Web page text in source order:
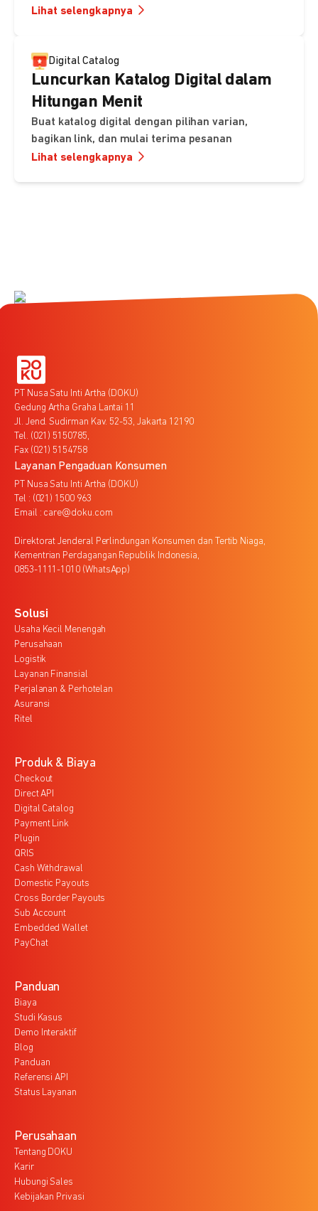
Lihat selengkapnya
Digital Catalog
Luncurkan Katalog Digital dalam
Hitungan Menit
Buat katalog digital dengan pilihan varian,
bagikan link, dan mulai terima pesanan
Lihat selengkapnya
PT Nusa Satu Inti Artha (DOKU)
Gedung Artha Graha Lantai 11
Jl. Jend. Sudirman Kav. 52-53, Jakarta 12190
Tel. (021) 5150785,
Fax (021) 5154758
Layanan Pengaduan Konsumen
PT Nusa Satu Inti Artha (DOKU)
Tel : (021) 1500 963
Email : care@doku.com
Direktorat Jenderal Perlindungan Konsumen dan Tertib Niaga,
Kementrian Perdagangan Republik Indonesia,
0853-1111-1010 (WhatsApp)
Solusi
Usaha Kecil Menengah
Perusahaan
Logistik
Layanan Finansial
Perjalanan & Perhotelan
Asuransi
Ritel
Produk & Biaya
Checkout
Direct API
Digital Catalog
Payment Link
Plugin
QRIS
Cash Withdrawal
Domestic Payouts
Cross Border Payouts
Sub Account
Embedded Wallet
PayChat
Panduan
Biaya
Studi Kasus
Demo Interaktif
Blog
Panduan
Referensi API
Status Layanan
Perusahaan
Tentang DOKU
Karir
Hubungi Sales
Kebijakan Privasi